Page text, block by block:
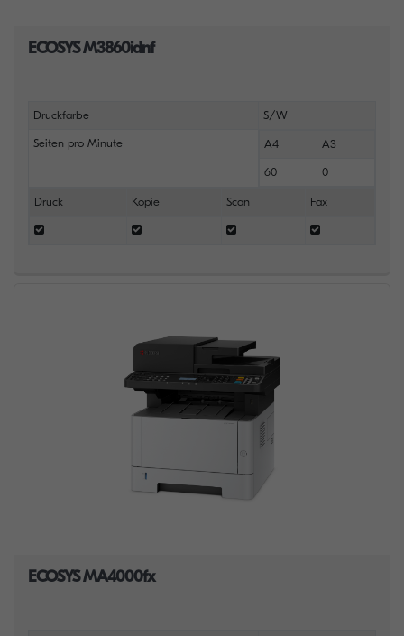
ECOSYS M3860idnf
Druckfarbe S/W
Seiten pro Minute A4 A3
60 0
Druck Kopie Scan Fax
ECOSYS MA4000fx